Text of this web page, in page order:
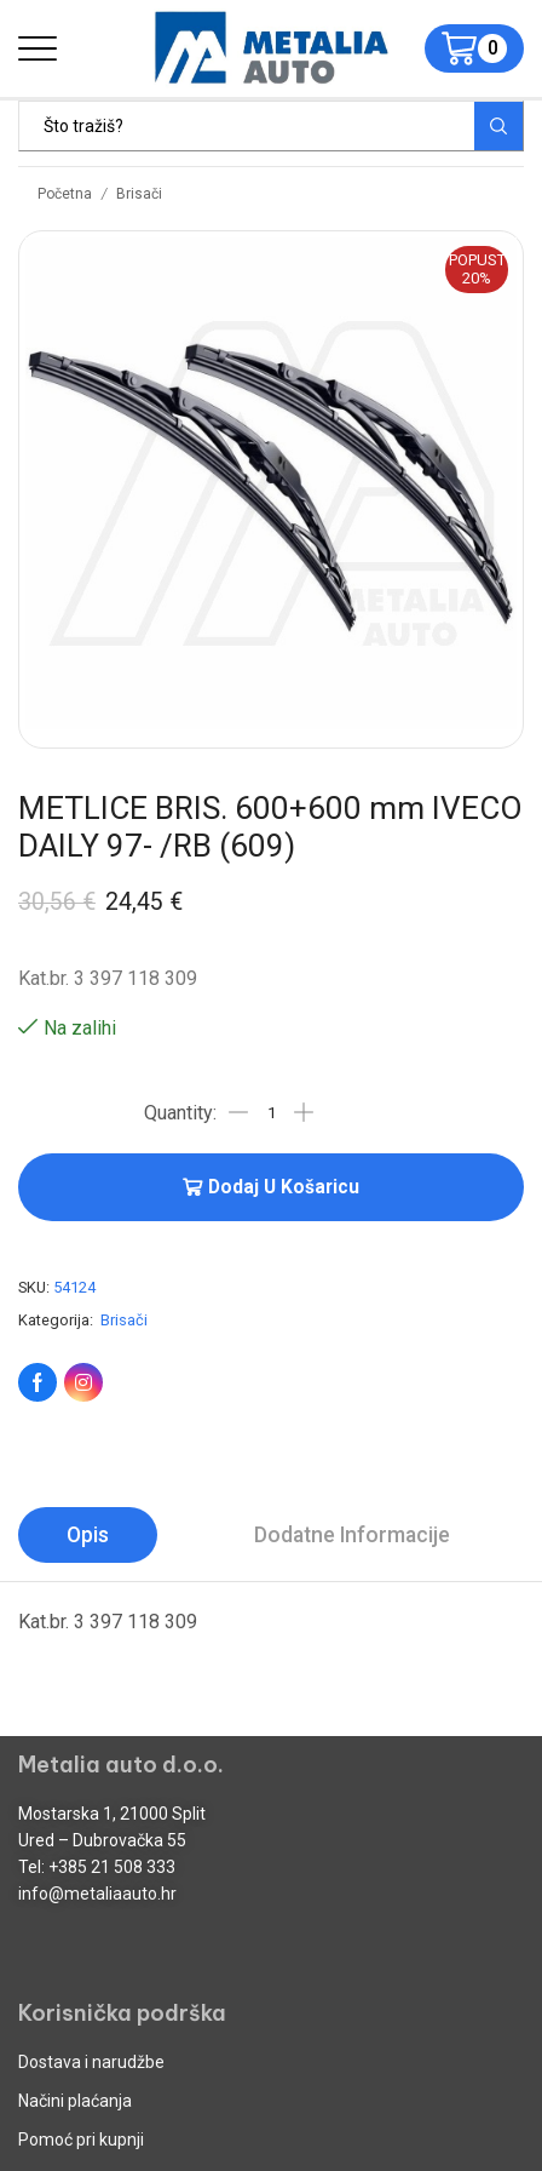
0
Početna / Brisači
POPUST
20%
METLICE BRIS. 600+600 mm IVECO
DAILY 97- /RB (609)
30,56€ 24,45 €
Kat.br. 3 397 118 309
Na zalihi
Dodaj U Košaricu
SKU: 54124
Kategorija: Brisači
Opis Dodatne Informacije
Kat.br. 3 397 118 309
Metalia auto d.o.o.
Mostarska 1, 21000 Split
Ured – Dubrovačka 55
Tel: +385 21 508 333
info@metaliaauto.hr
Korisnička podrška
Dostava i narudžbe
Načini plaćanja
Pomoć pri kupnji